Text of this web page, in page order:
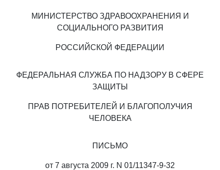
МИНИСТЕРСТВО ЗДРАВООХРАНЕНИЯ И
СОЦИАЛЬНОГО РАЗВИТИЯ
РОССИЙСКОЙ ФЕДЕРАЦИИ
ФЕДЕРАЛЬНАЯ СЛУЖБА ПО НАДЗОРУ В СФЕРЕ
ЗАЩИТЫ
ПРАВ ПОТРЕБИТЕЛЕЙ И БЛАГОПОЛУЧИЯ
ЧЕЛОВЕКА
ПИСЬМО
от 7 августа 2009 г. N 01/11347-9-32